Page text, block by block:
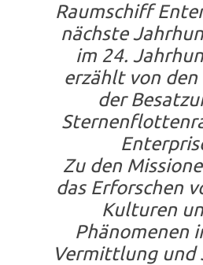
Raumschiff
nächste
im 24.
erzählt von den
der
Zu den
das Erforschen
Kulturen
Phänomenen
Vermittlung und